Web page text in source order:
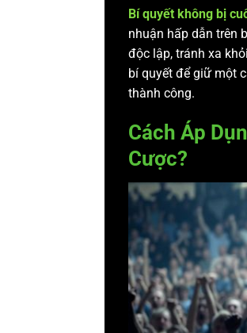
Bí quyết không bị
nhuận hấp dẫn trên
độc lập, tránh xa
bí quyết để giữ một
thành công.
Cách Áp
Cược?